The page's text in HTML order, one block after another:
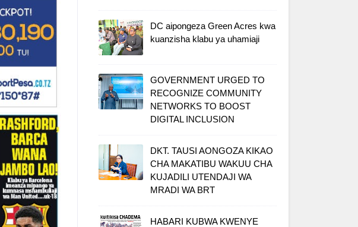
DC aipongeza Green Acres kwa
kuanzisha klabu ya uhamiaji
GOVERNMENT URGED TO
RECOGNIZE COMMUNITY
NETWORKS TO BOOST
DIGITAL INCLUSION
DKT. TAUSI AONGOZA KIKAO
CHA MAKATIBU WAKUU CHA
KUJADILI UTENDAJI WA
MRADI WA BRT
HABARI KUBWA KWENYE